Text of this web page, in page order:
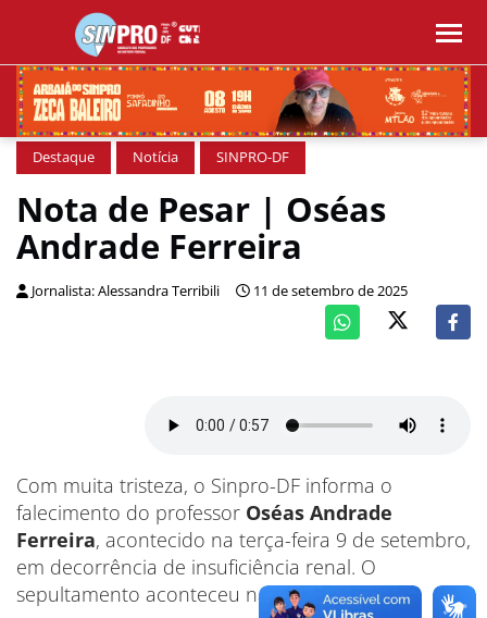
Destaque Notícia SINPRO-DF
Nota de Pesar | Oséas
Andrade Ferreira
Jornalista: Alessandra Terribili 11 de setembro de 2025
Com muita tristeza, o Sinpro-DF informa o
falecimento do professor Oséas Andrade
Ferreira, acontecido na terça-feira 9 de setembro,
em decorrência de insuficiência renal. O
sepultamento aconteceu na quarta, dia 10.